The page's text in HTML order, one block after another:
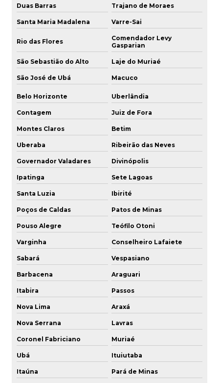
Engate rápido para sistema hidráulico
Engate rápido valor
Engate rápido valvulado
Engates rápidos para trator
Espigão para mangueira em aço inox
Espigão para mangueira de ar comprimido
Espigão para mangueira inox
Espigão com rosca 1 2
Espigão com rosca 1 4
Espigão rosca 3 4
Espigão rosca externa
Espigão rosca interna
Espigão rosca macho
Fabrica engate rápido hidráulico
Fábrica de válvulas
Fabricante de conexões para ar
Fabricante de conexões hidráulicas
Duas Barras Trajano de Moraes
Santa Maria Madalena Varre-Sai
Rio das Flores
Comendador Levy
Gasparian
São Sebastião do Alto Laje do Muriaé
São José de Ubá Macuco
Belo Horizonte Uberlândia
Contagem Juiz de Fora
Montes Claros Betim
Uberaba Ribeirão das Neves
Governador Valadares Divinópolis
Ipatinga Sete Lagoas
Santa Luzia Ibirité
Poços de Caldas Patos de Minas
Pouso Alegre Teófilo Otoni
Varginha Conselheiro Lafaiete
Sabará Vespasiano
Barbacena Araguari
Itabira Passos
Nova Lima Araxá
Nova Serrana Lavras
Coronel Fabriciano Muriaé
Ubá Ituiutaba
Itaúna Pará de Minas